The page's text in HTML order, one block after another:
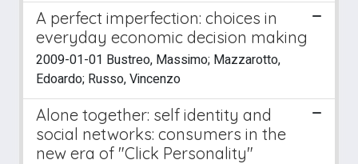
A perfect imperfection: choices in
everyday economic decision making
2009-01-01 Bustreo, Massimo; Mazzarotto,
Edoardo; Russo, Vincenzo
Alone together: self identity and
social networks: consumers in the
new era of "Click Personality"